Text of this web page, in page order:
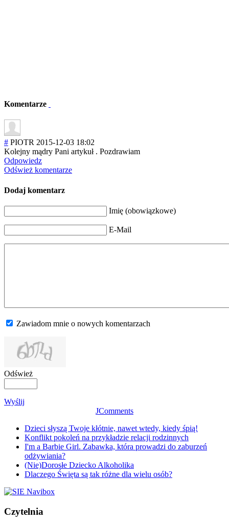
Komentarze
# PIOTR 2015-12-03 18:02
Kolejny mądry Pani artykuł . Pozdrawiam
Odpowiedz
Odśwież komentarze
Dodaj komentarz
Imię (obowiązkowe)
E-Mail
Zawiadom mnie o nowych komentarzach
Odśwież
Wyślij
JComments
Dzieci słyszą Twoje kłótnie, nawet wtedy, kiedy śpią!
Konflikt pokoleń na przykładzie relacji rodzinnych
I'm a Barbie Girl. Zabawka, która prowadzi do zaburzeń
odżywiania?
(Nie)Dorosłe Dziecko Alkoholika
Dlaczego Święta są tak różne dla wielu osób?
Czytelnia